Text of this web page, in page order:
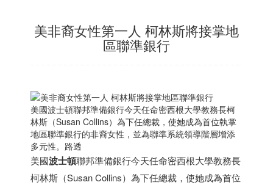
美非裔女性第一人 柯林斯將接掌地
區聯準銀行
美國波士頓聯邦準備銀行今天任命密西根大學教務長柯
林斯（Susan Collins）為下任總裁，使她成為首位執掌
地區聯準銀行的非裔女性，並為聯準系統領導階層增添
多元性。路透
美國波士頓聯邦準備銀行今天任命密西根大學教務長
柯林斯（Susan Collins）為下任總裁，使她成為首位